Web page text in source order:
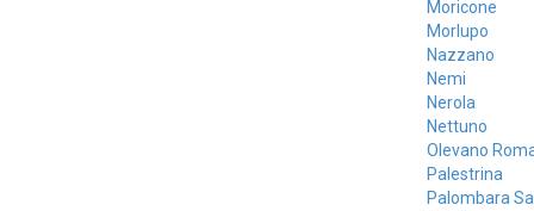
Moricone
Morlupo
Nazzano
Nemi
Nerola
Nettuno
Olevano
Palestrina
Palombara